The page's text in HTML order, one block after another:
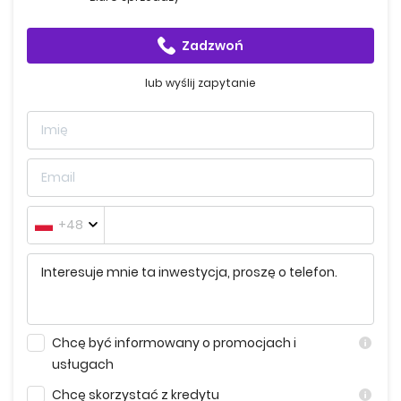
umożliwiając kontrolę nad temperaturą, oświetleniem
czy systemem wodnym.
Pakiet antysmogowyw każdym z lokali gwarantuje
czyste powietrze, wolne od zanieczyszczeń i
alergenów.
Wnętrza części wspólnych charakteryzują się wysokim
standardem wykończenia oraz zastosowaniem
eleganckich rozwiązań architektonicznych, takich jak
gres, dekoracyjne panele meblowe, czy tynk
mozaikowy.
Mieszkańcy parterów uzyskają dostęp do prywatnych
loggie.
Duże, nasłonecznione okna portfenetrowe zapewnia
doskonałe oświetlenie wnętrz.
Zadzwoń
lub wyślij zapytanie
+48
Chcę być informowany o promocjach i
usługach
Chcę skorzystać z kredytu